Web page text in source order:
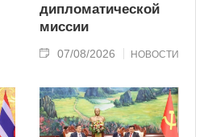
дипломатической
миссии
07/08/2026 НОВОСТИ